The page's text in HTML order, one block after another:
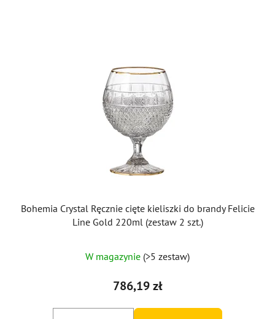
Bohemia Crystal Ręcznie cięte kieliszki do brandy Felicie
Line Gold 220ml (zestaw 2 szt.)
W magazynie (>5 zestaw)
786,19 zł